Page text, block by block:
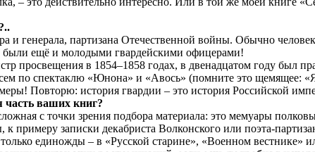
и генерала, партизана Отечественной войны. Обычно
были ещё и молодыми гвардейскими офицерами!
просвещения в 1854–1858 годах, в двенадцатом году был
по спектаклю «Юнона» и «Авось» (помните это щемящее:
Повторю: история гвардии – это история Российской
часть ваших книг?
с точки зрения подбора материала: это мемуары
примеру записки декабриста Волконского или поэта-
единожды – в «Русской старине», «Военном